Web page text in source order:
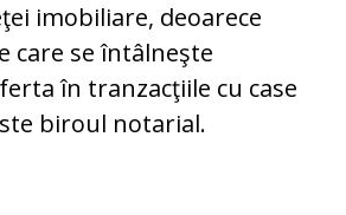
imobiliare, deoarece
care se întâlneşte
în tranzacţiile cu case
biroul notarial.